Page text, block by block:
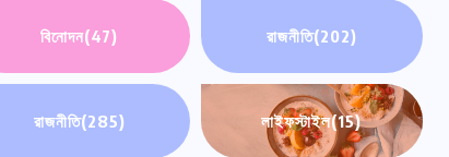
বিনোদন(47) রাজনীতি(202)
রাজনীতি(285) লাইফস্টাইল(15)